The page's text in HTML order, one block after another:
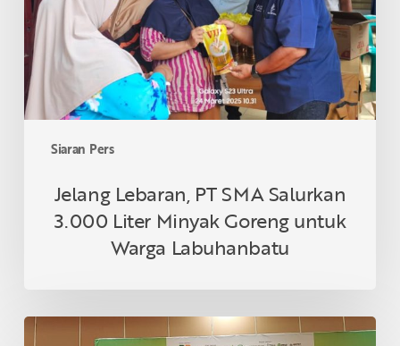
Siaran Pers
3.000
Liter
Minyak
Goreng
untuk
Warga
Labuhanbatu
Jelang Lebaran, PT SMA Salurkan
3.000 Liter Minyak Goreng untuk
Warga Labuhanbatu
Topaz